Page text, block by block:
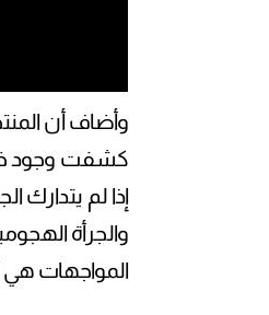
وأضاف أن
كشفت وجود
إذا لم يتدارك
والجرأة
المواجهات هي